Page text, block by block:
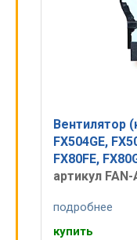
Вентилятор
FX504GE,
FX80FE,
артикул
подробнее
купить